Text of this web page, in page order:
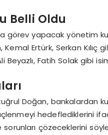
Belli Oldu
görev yapacak yönetim
Ertürk, Serkan Kılıç
Beyazlı, Fatih Solak gibi
Doğan, bankalardan
hedeflediklerini
çözeceklerini